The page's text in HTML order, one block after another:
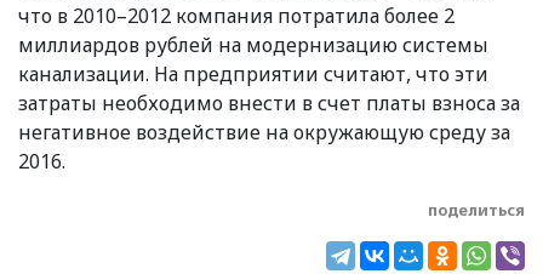
что в 2010–2012 компания потратила более 2
миллиардов рублей на модернизацию системы
канализации. На предприятии считают, что эти
затраты необходимо внести в счет платы взноса за
негативное воздействие на окружающую среду за
2016.
поделиться